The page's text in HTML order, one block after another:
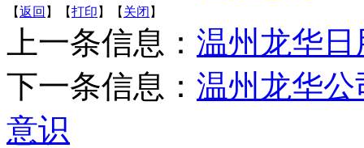
【返回 】【打印 】【 关闭 】
上一条信息： 温州龙华
下一条信息： 温州龙华
意识